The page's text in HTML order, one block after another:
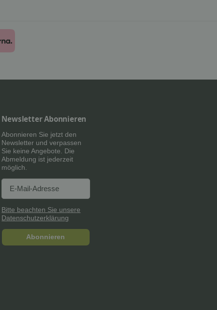
Newsletter Abonnieren
Abonnieren Sie jetzt den
Newsletter und verpassen
Sie keine Angebote. Die
Abmeldung ist jederzeit
möglich.
Newsletter Abonnieren
Newsletter Abonnieren
Bitte beachten Sie unsere
Datenschutzerklärung
Abonnieren